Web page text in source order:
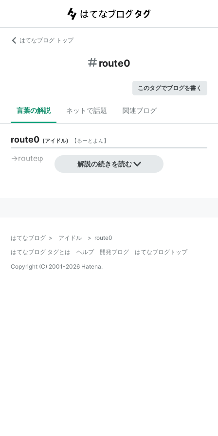
はてなブログ トップ
route0
このタグでブログを書く
言葉の解説 ネットで話題 関連ブログ
route0 (アイドル) 【るーとよん】
→routeφ
解説の続きを読む
はてなブログ > アイドル > route0
はてなブログ タグとは
ヘルプ 開発ブログ
はてなブログトップ
Copyright (C) 2001-2026 Hatena.